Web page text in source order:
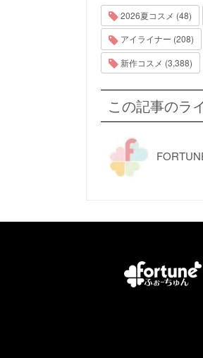
2026夏コスメ (48)
アイライナー (208)
新作コスメ (3,388)
この記事のラ